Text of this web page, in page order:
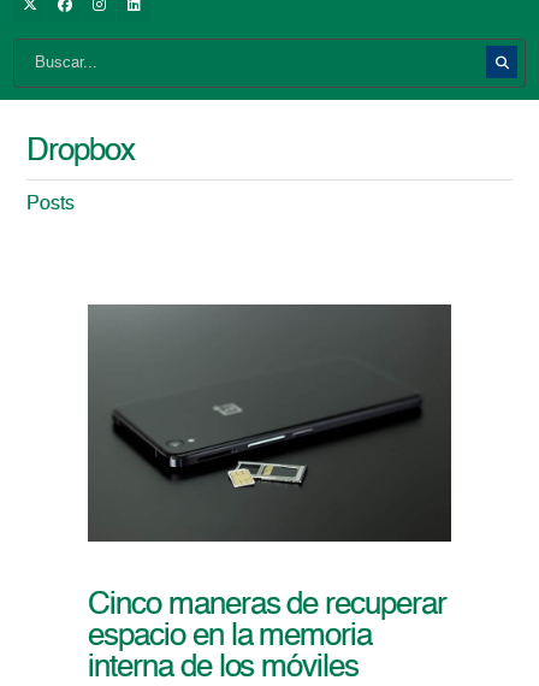
Dropbox
Posts
Cinco maneras de recuperar
espacio en la memoria
interna de los móviles